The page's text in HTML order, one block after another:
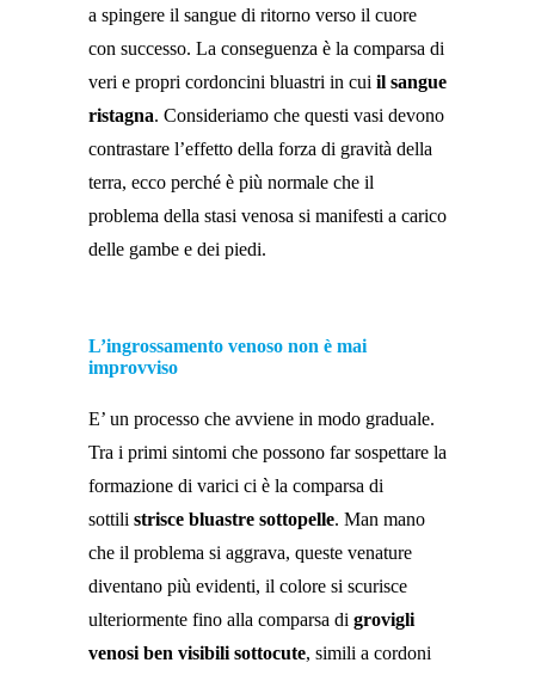
a spingere il sangue di ritorno verso il cuore
con successo. La conseguenza è la comparsa di
veri e propri cordoncini bluastri in cui il sangue
ristagna. Consideriamo che questi vasi devono
contrastare l’effetto della forza di gravità della
terra, ecco perché è più normale che il
problema della stasi venosa si manifesti a carico
delle gambe e dei piedi.
L’ingrossamento venoso non è mai
improvviso
E’ un processo che avviene in modo graduale.
Tra i primi sintomi che possono far sospettare la
formazione di varici ci è la comparsa di
sottili strisce bluastre sottopelle. Man mano
che il problema si aggrava, queste venature
diventano più evidenti, il colore si scurisce
ulteriormente fino alla comparsa di grovigli
venosi ben visibili sottocute, simili a cordoni